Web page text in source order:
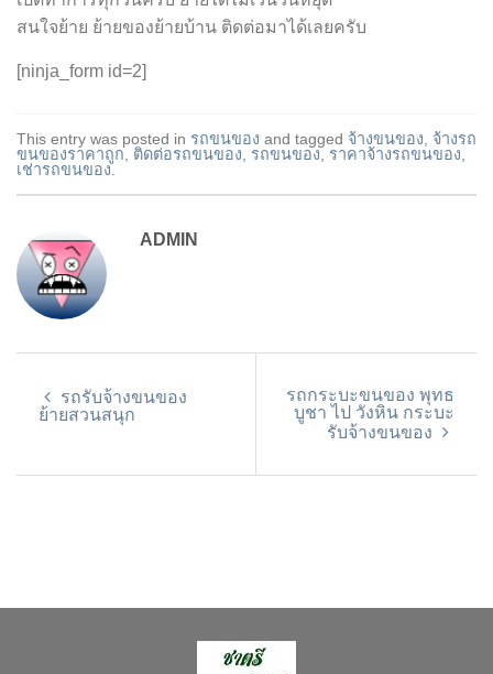
สนใจย้าย ย้ายของย้ายบ้าน ติดต่อมาได้เลยครับ
[ninja_form id=2]
This entry was posted in รถขนของ and tagged จ้างขนของ, จ้างรถ
ขนของราคาถูก, ติดต่อรถขนของ, รถขนของ, ราคาจ้างรถขนของ,
เช่ารถขนของ.
ADMIN
รถรับจ้างขนของ
ย้ายสวนสนุก
รถกระบะขนของ พุทธ
บูชา ไป วังหิน กระบะ
รับจ้างขนของ